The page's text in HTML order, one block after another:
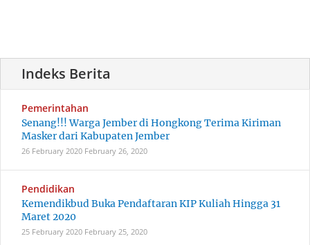
Pemerintahan
Senang!!! Warga Jember di Hongkong Terima Kiriman
Masker dari Kabupaten Jember
26 February 2020 February 26, 2020
Pendidikan
Kemendikbud Buka Pendaftaran KIP Kuliah Hingga 31
Maret 2020
25 February 2020 February 25, 2020